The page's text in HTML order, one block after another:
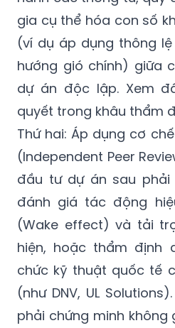
gia cụ thể hóa con số
(ví dụ áp dụng thông
hướng gió chính) giữa
dự án độc lập. Xem
quyết trong khâu thẩm
Thứ hai: Áp dụng cơ
(Independent Peer
đầu tư dự án sau
đánh giá tác động
(Wake effect) và tải
hiện, hoặc thẩm
chức kỹ thuật quốc tế
(như DNV, UL
phải chứng minh không